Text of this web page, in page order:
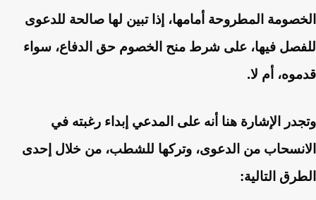
الخصومة المطروحة أمامها، إذا تبين لها صالحة للدعوى
للفصل فيها، على شرط منح الخصوم حق الدفاع، سواء
قدموه، أم لا.
وتجدر الإشارة هنا أنه على المدعي إبداء رغبته في
الانسحاب من الدعوى، وتركها للشطب، من خلال إحدى
الطرق التالية: